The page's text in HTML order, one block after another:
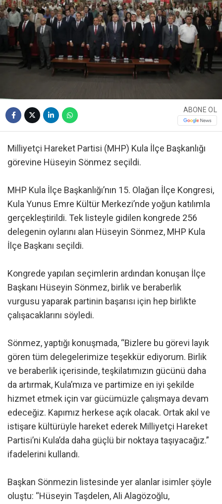
ABONE OL
Milliyetçi Hareket Partisi (MHP) Kula İlçe Başkanlığı
görevine Hüseyin Sönmez seçildi.
MHP Kula İlçe Başkanlığı’nın 15. Olağan İlçe Kongresi,
Kula Yunus Emre Kültür Merkezi’nde yoğun katılımla
gerçekleştirildi. Tek listeyle gidilen kongrede 256
delegenin oylarını alan Hüseyin Sönmez, MHP Kula
İlçe Başkanı seçildi.
Kongrede yapılan seçimlerin ardından konuşan İlçe
Başkanı Hüseyin Sönmez, birlik ve beraberlik
vurgusu yaparak partinin başarısı için hep birlikte
çalışacaklarını söyledi.
Sönmez, yaptığı konuşmada, “Bizlere bu görevi layık
gören tüm delegelerimize teşekkür ediyorum. Birlik
ve beraberlik içerisinde, teşkilatımızın gücünü daha
da artırmak, Kula’mıza ve partimize en iyi şekilde
hizmet etmek için var gücümüzle çalışmaya devam
edeceğiz. Kapımız herkese açık olacak. Ortak akıl ve
istişare kültürüyle hareket ederek Milliyetçi Hareket
Partisi’ni Kula’da daha güçlü bir noktaya taşıyacağız.”
ifadelerini kullandı.
Başkan Sönmezin listesinde yer alanlar isimler şöyle
oluştu: “Hüseyin Taşdelen, Ali Alagözoğlu,